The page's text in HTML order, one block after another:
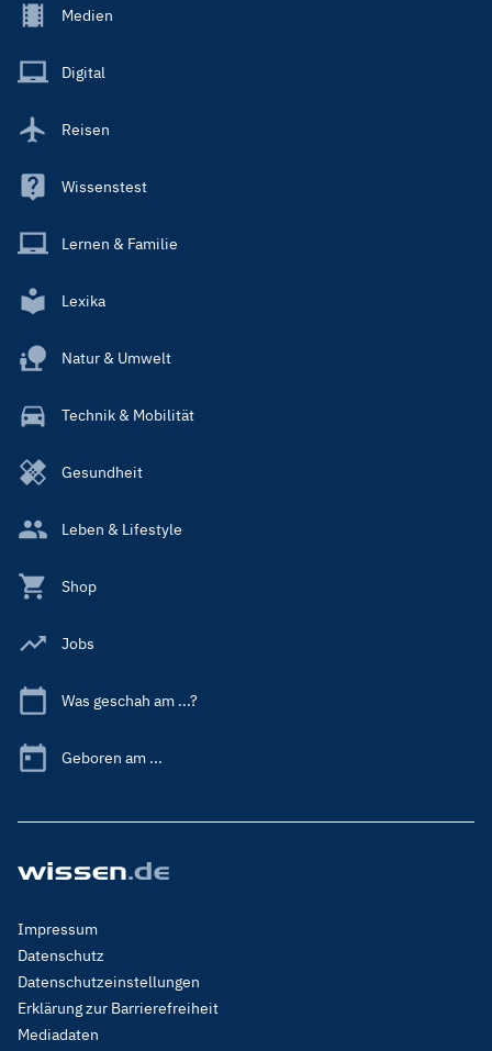
Footer
Main
Medien
Digital
Reisen
Wissenstest
Lernen & Familie
Lexika
Natur & Umwelt
Technik & Mobilität
Gesundheit
Leben & Lifestyle
Shop
Jobs
Was geschah am ...?
Geboren am ...
Footer
Menu
Legal
Impressum
Datenschutz
Datenschutzeinstellungen
Erklärung zur Barrierefreiheit
Mediadaten